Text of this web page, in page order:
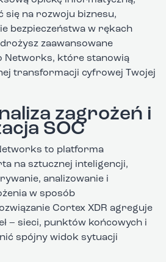
się na rozwoju biznesu,
bezpieczeństwa w rękach
zaawansowane
Networks, które stanowią
transformacji cyfrowej Twojej
zagrożeń i
SOC
to platforma
na sztucznej inteligencji,
analizowanie i
w sposób
Cortex XDR agreguje
– sieci, punktów końcowych i
spójny widok sytuacji